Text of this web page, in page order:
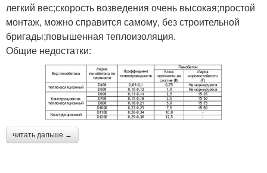
легкий вес;скорость возведения очень высокая;простой
монтаж, можно справится самому, без строительной
бригады;повышенная теплоизоляция.
Общие недостатки:
читать дальше →